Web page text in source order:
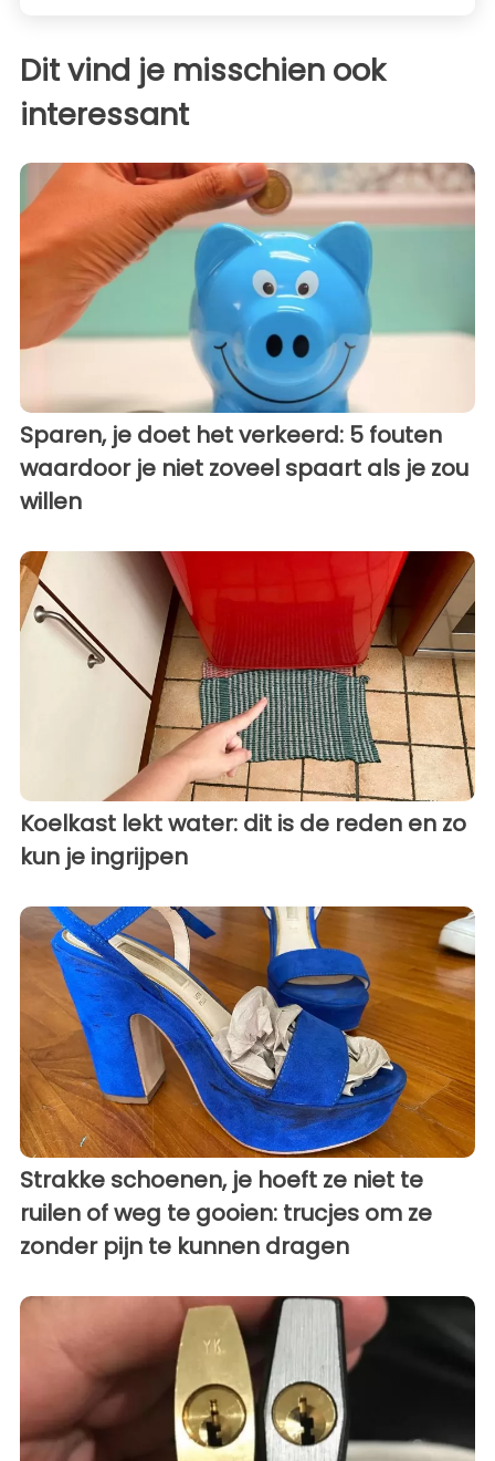
Dit vind je misschien ook
interessant
Sparen, je doet het verkeerd: 5 fouten
waardoor je niet zoveel spaart als je zou
willen
Koelkast lekt water: dit is de reden en zo
kun je ingrijpen
Strakke schoenen, je hoeft ze niet te
ruilen of weg te gooien: trucjes om ze
zonder pijn te kunnen dragen